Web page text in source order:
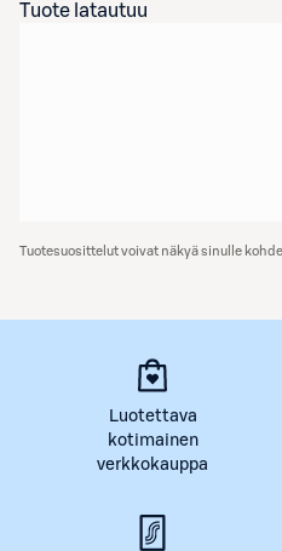
Tuote latautuu
Tuotesuosittelut voivat näkyä sinulle
Luotettava
kotimainen
verkkokauppa